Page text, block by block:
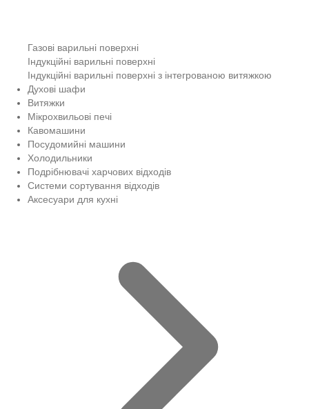
Газові варильні поверхні
Індукційні варильні поверхні
Індукційні варильні поверхні з інтегрованою витяжкою
Духові шафи
Витяжки
Мікрохвильові печі
Кавомашини
Посудомийні машини
Холодильники
Подрібнювачі харчових відходів
Системи сортування відходів
Аксесуари для кухні